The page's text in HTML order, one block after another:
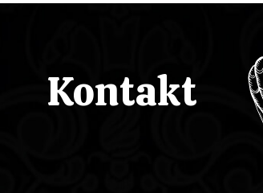
Kontakt